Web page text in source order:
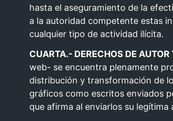
hasta el aseguramiento de la
a la autoridad competente estas
cualquier tipo de actividad ilícita.
CUARTA.- DERECHOS DE
web- se encuentra plenamente
distribución y transformación de
gráficos como escritos enviados
que afirma al enviarlos su